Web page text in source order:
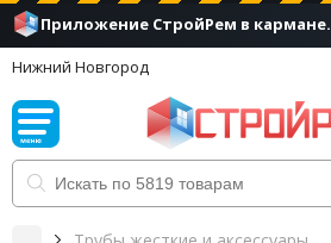
Приложение СтройРем в кармане.
Нижний Новгород